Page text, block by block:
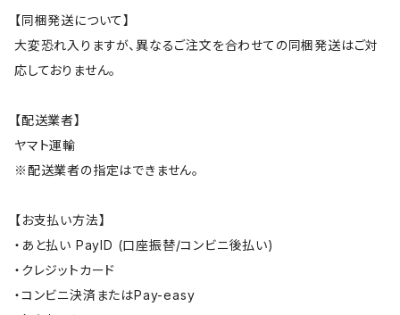
【同梱発送について】
大変恐れ入りますが、異なるご注文を合わせての同梱発送はご対
応しておりません。
【配送業者】
ヤマト運輸
※配送業者の指定はできません。
【お支払い方法】
・あと払い PayID (口座振替/コンビニ後払い)
・クレジットカード
・コンビニ決済またはPay-easy